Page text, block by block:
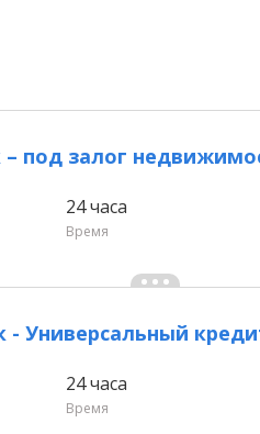
– под залог
24 часа
Время
- Универсальный
24 часа
Время